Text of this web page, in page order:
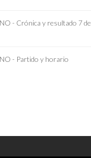
- Crónica y resultado 7 de
- Partido y horario